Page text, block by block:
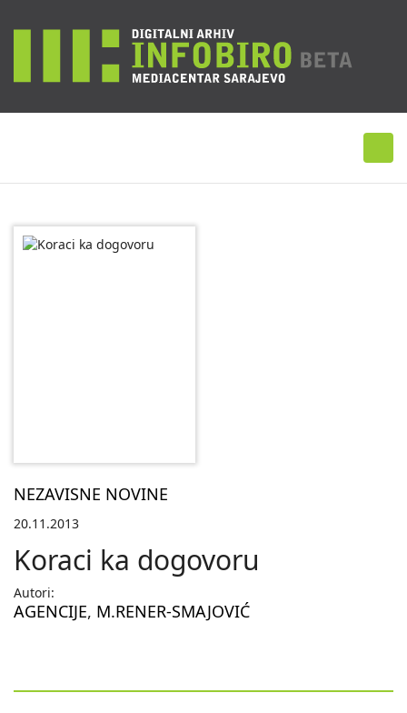
NEZAVISNE NOVINE
20.11.2013
Koraci ka dogovoru
Autori:
AGENCIJE, M.RENER-SMAJOVIĆ